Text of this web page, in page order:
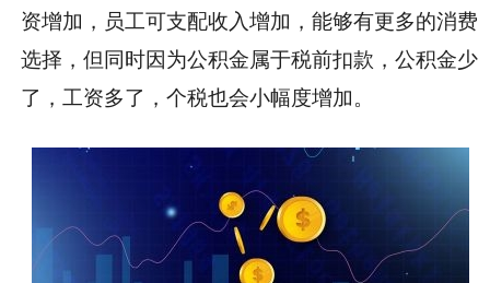
资增加，员工可支配收入增加，能够有更多的消费
选择，但同时因为公积金属于税前扣款，公积金少
了，工资多了，个税也会小幅度增加。